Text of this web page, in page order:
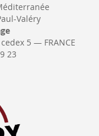
Valéry
5 — FRANCE
23